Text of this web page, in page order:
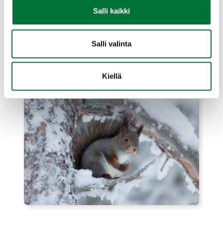
Salli kaikki
Salli valinta
Kiellä
ja se voi olla myös kolossa tai pöntössä.
joihin se voi tarvittaessa siirtää poikasensa.